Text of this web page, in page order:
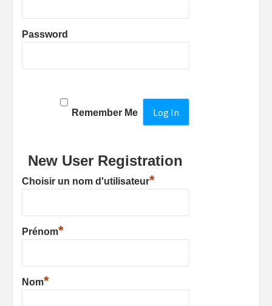
Password
Remember Me
New User Registration
Choisir un nom d'utilisateur*
Prénom*
Nom*